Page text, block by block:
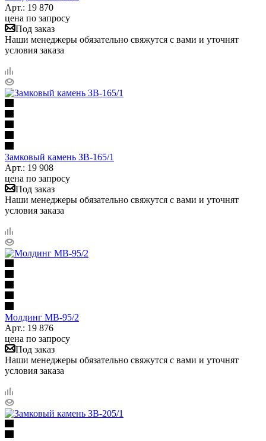
Арт.: 19 870
цена по запросу
Под заказ
Наши менеджеры обязательно свяжутся с вами и уточнят
условия заказа
Замковый камень ЗВ-165/1
Арт.: 19 908
цена по запросу
Под заказ
Наши менеджеры обязательно свяжутся с вами и уточнят
условия заказа
Молдинг МВ-95/2
Арт.: 19 876
цена по запросу
Под заказ
Наши менеджеры обязательно свяжутся с вами и уточнят
условия заказа